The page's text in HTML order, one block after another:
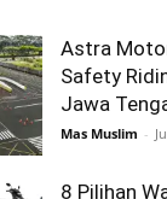
Astra
Safety
Jawa
Mas Muslim -
8 Pilihan